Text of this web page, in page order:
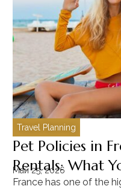
Travel Planning
Pet Policies in
Rentals: What
Май 25, 2026
France has one of the